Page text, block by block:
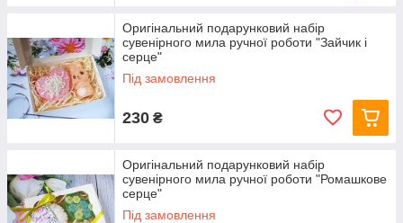
Оригінальний подарунковий набір
сувенірного мила ручної роботи "Зайчик і
серце"
Під замовлення
230 ₴
Оригінальний подарунковий набір
сувенірного мила ручної роботи "Ромашкове
серце"
Під замовлення